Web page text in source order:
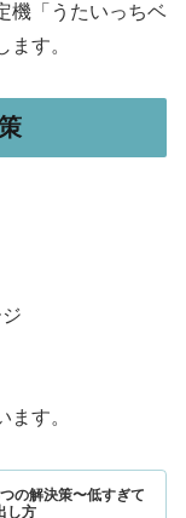
機「うたいっちベ
す。
す。
の解決策〜低すぎて
し方